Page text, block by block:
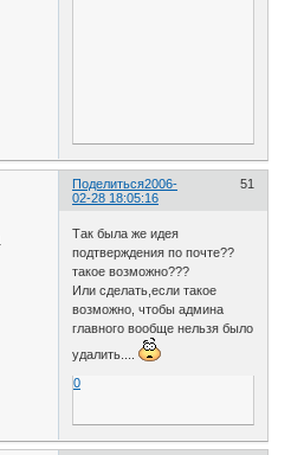
Поделиться 51
2006-
02-28 18:05:16
Так была же идея
подтверждения по почте??
такое возможно???
Или сделать,если такое
возможно, чтобы админа
главного вообще нельзя было
удалить....
0